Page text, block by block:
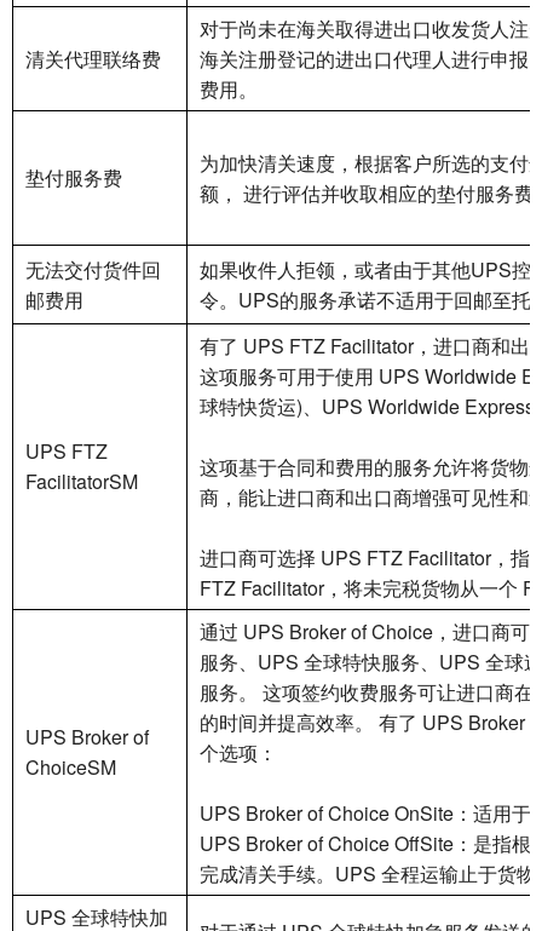
清关代理联络费
对于尚未在海关取得进出口收发货人
海关注册登记的进出口代理人进行申报
费用。
垫付服务费
为加快清关速度，根据客户所选的支
额， 进行评估并收取相应的垫付服务费
无法交付货件回
邮费用
如果收件人拒领，或者由于其他UPS
令。UPS的服务承诺不适用于回邮至
UPS FTZ
FacilitatorSM
有了 UPS FTZ Facilitator，进口商和
这项服务可用于使用 UPS Worldwide
球特快货运)、UPS Worldwide
这项基于合同和费用的服务允许将货物
商，能让进口商和出口商增强可见性和
进口商可选择 UPS FTZ Facilitator，
FTZ Facilitator，将未完税货物从一个
UPS Broker of
ChoiceSM
通过 UPS Broker of Choice，进口商
服务、UPS 全球特快服务、UPS 全球
服务。 这项签约收费服务可让进口商
的时间并提高效率。 有了 UPS Broker
个选项：
UPS Broker of Choice OnSite：适用
UPS Broker of Choice OffSite：是指
完成清关手续。UPS 全程运输止于货
UPS 全球特快加